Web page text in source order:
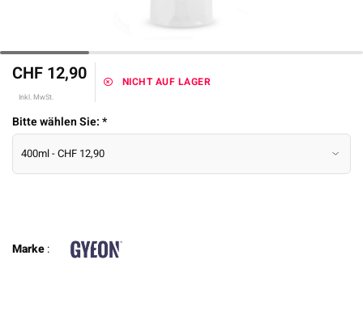
CHF 12,90
Inkl. MwSt.
NICHT AUF LAGER
Bitte wählen Sie:*
Marke: